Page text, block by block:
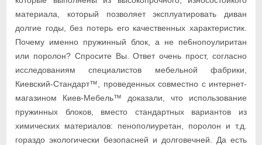
материала, который позволяет эксплуатировать диван
долгие годы, без потерь его качественных характеристик.
Почему именно пружинный блок, а не пе6нопоулиритан
или поролон? Спросите Вы. Ответ очень прост, согласно
исследованиям специалистов мебельной фабрики,
Киевский-Стандарт™, проведенных совместно с интернет-
магазином Киев-Мебель™ доказали, что использование
пружинных блоков, вместо стандартных вариантов из
химических материалов: пенополиуретан, поролон и т.д.
гораздо экологически безопасней и долговечней. Да есть